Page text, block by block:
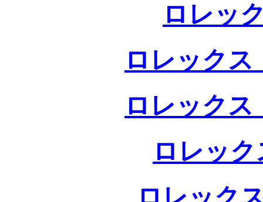
ロレッ
ロレックス
ロレックス
ロレッ